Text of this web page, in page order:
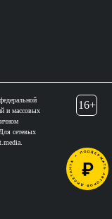
и массовых
сетевых
16+